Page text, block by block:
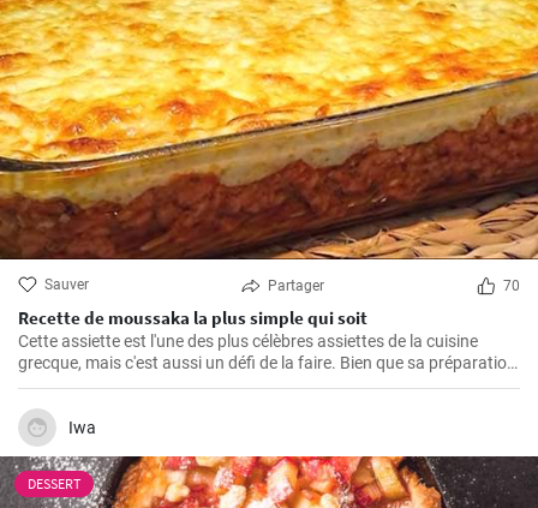
Sauver Partager 70
Recette de moussaka la plus simple qui soit
Cette assiette est l'une des plus célèbres assiettes de la cuisine
grecque, mais c'est aussi un défi de la faire. Bien que sa préparation
demande du temps et quelques efforts, c'est le pire ! Vous trouverez
ici la façon la plus simple de cuisiner la plus délicieuse des
moussaka.
Iwa
DESSERT